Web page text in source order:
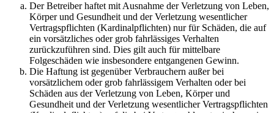
Der Betreiber haftet mit Ausnahme der Verletzung von Leben,
Körper und Gesundheit und der Verletzung wesentlicher
Vertragspflichten (Kardinalpflichten) nur für Schäden, die auf
ein vorsätzliches oder grob fahrlässiges Verhalten
zurückzuführen sind. Dies gilt auch für mittelbare
Folgeschäden wie insbesondere entgangenen Gewinn.
Die Haftung ist gegenüber Verbrauchern außer bei
vorsätzlichem oder grob fahrlässigem Verhalten oder bei
Schäden aus der Verletzung von Leben, Körper und
Gesundheit und der Verletzung wesentlicher Vertragspflichten